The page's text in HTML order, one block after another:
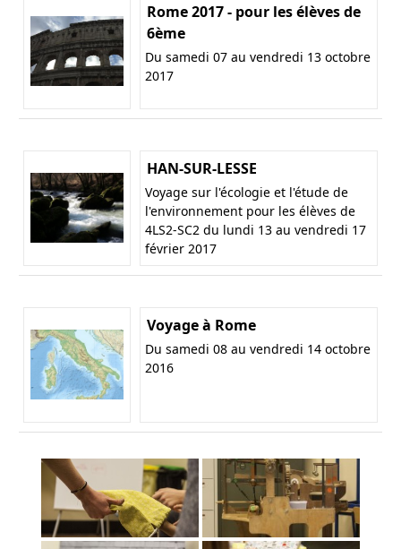
Rome 2017 - pour les élèves de
6ème
Du samedi 07 au vendredi 13 octobre
2017
HAN-SUR-LESSE
Voyage sur l'écologie et l'étude de
l'environnement pour les élèves de
4LS2-SC2 du lundi 13 au vendredi 17
février 2017
Voyage à Rome
Du samedi 08 au vendredi 14 octobre
2016